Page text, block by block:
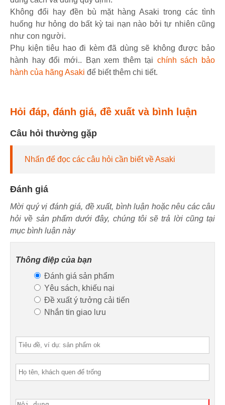
Không đổi hay đền bù mặt hàng Asaki trong các tình
huống hư hỏng do bất kỳ tai nạn nào bởi tự nhiên cũng
như con người.
Phụ kiện tiêu hao đi kèm đã dùng sẽ không được bảo
hành hay đổi mới.. Bạn xem thêm tại chính sách bảo
hành của hãng Asaki để biết thêm chi tiết.
Hỏi đáp, đánh giá, đề xuất và bình luận
Câu hỏi thường gặp
Nhấn để đọc các câu hỏi cần biết về Asaki
Đánh giá
Mời quý vị đánh giá, đề xuất, bình luận hoặc nêu các câu
hỏi về sản phẩm dưới đây, chúng tôi sẽ trả lời cũng tại
mục bình luận này
Thông điệp của bạn
Đánh giá sản phẩm
Yêu sách, khiếu nại
Đề xuất ý tưởng cải tiến
Nhắn tin giao lưu